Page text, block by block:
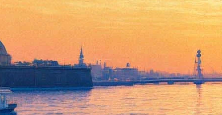
Федеральная служба исполнения наказаний узнала, какие
книги чаще всего читают заключенные. Самым популярным
произведением в российских колониях оказался роман
Михаила Булгакова «Мастер и Маргарита». В «топ-10» также
вошли «Преступление и наказание» и «Братья Карамазовы»
Федора Достоевского, «Война и мир», «Анна Каренина» и